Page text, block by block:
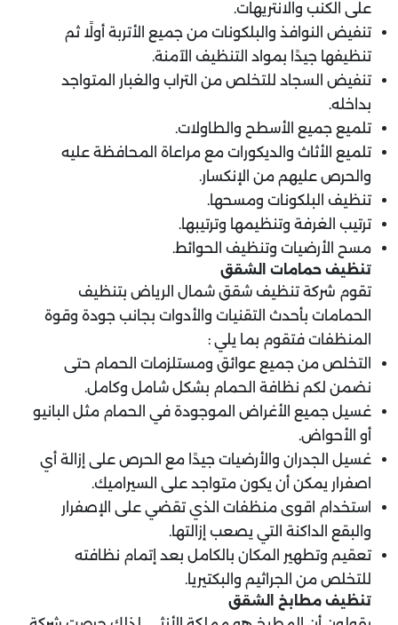
على الكنب والانتريهات.
تنفيض النوافذ والبلكونات من جميع الأتربة أولًا ثم
تنظيفها جيدًا بمواد التنظيف الآمنة.
تنفيض السجاد للتخلص من التراب والغبار المتواجد
بداخله.
تلميع جميع الأسطح والطاولات.
تلميع الأثاث والديكورات مع مراعاة المحافظة عليه
والحرص عليهم من الإنكسار.
تنظيف البلكونات ومسحها.
ترتيب الغرفة وتنظيمها وترتيبها.
مسح الأرضيات وتنظيف الحوائط.
تنظيف حمامات الشقق
تقوم شركة تنظيف شقق شمال الرياض بتنظيف
الحمامات بأحدث التقنيات والأدوات بجانب جودة وقوة
المنظفات فتقوم بما يلي :
التخلص من جميع عوائق ومستلزمات الحمام حتى
نضمن لكم نظافة الحمام بشكل شامل وكامل.
غسيل جميع الأغراض الموجودة في الحمام مثل البانيو
أو الأحواض.
غسيل الجدران والأرضيات جيدًا مع الحرص على إزالة أي
اصفرار يمكن أن يكون متواجد على السيراميك.
استخدام اقوى منظفات الذي تقضي على الإصفرار
والبقع الداكنة التي يصعب إزالتها.
تعقيم وتطهير المكان بالكامل بعد إتمام نظافته
للتخلص من الجراثيم والبكتيريا.
تنظيف مطابخ الشقق